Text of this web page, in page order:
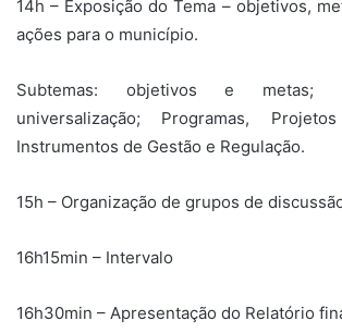
14h – Exposição do Tema – objetivos,
ações para o município.
Subtemas: objetivos e metas;
universalização; Programas,
Instrumentos de Gestão e Regulação.
15h – Organização de grupos de
16h15min – Intervalo
16h30min – Apresentação do Relatório